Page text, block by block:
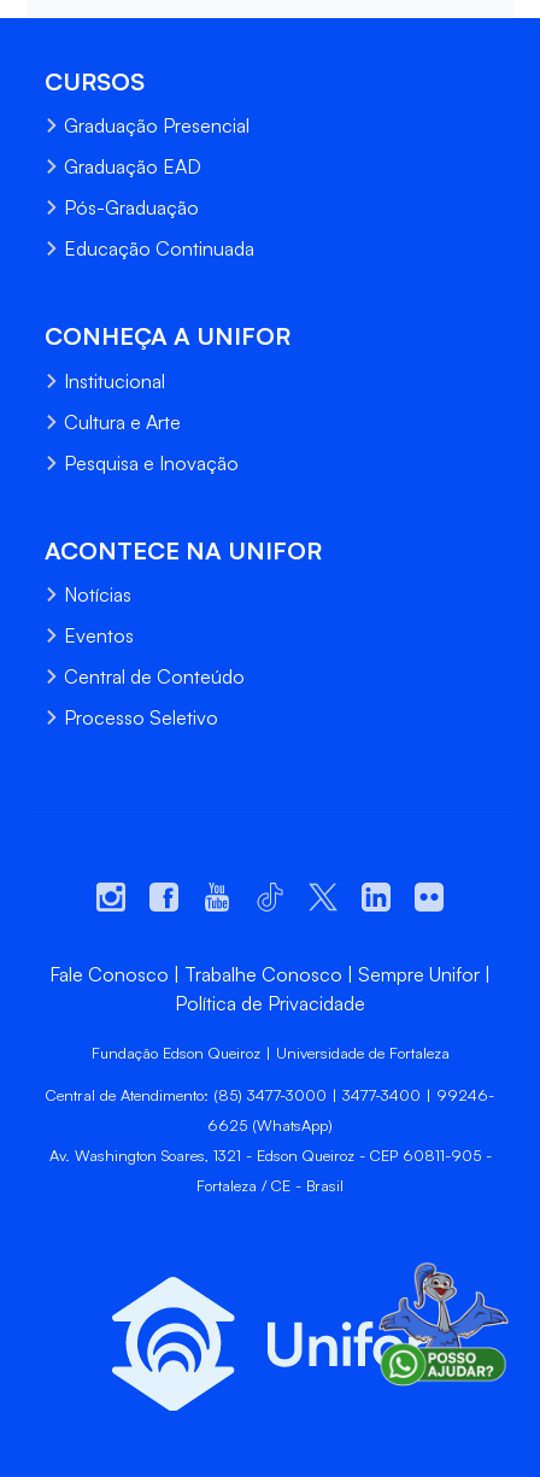
CURSOS
Graduação Presencial
Graduação EAD
Pós-Graduação
Educação Continuada
CONHEÇA A UNIFOR
Institucional
Cultura e Arte
Pesquisa e Inovação
ACONTECE NA UNIFOR
Notícias
Eventos
Central de Conteúdo
Processo Seletivo
Fale Conosco Trabalhe Conosco
Sempre Unifor
Política de Privacidade
Fundação Edson Queiroz | Universidade de Fortaleza
Central de Atendimento: (85) 3477-3000 | 3477-3400 | 99246-
6625 (WhatsApp)
Av. Washington Soares, 1321 - Edson Queiroz - CEP 60811-905 -
Fortaleza / CE - Brasil